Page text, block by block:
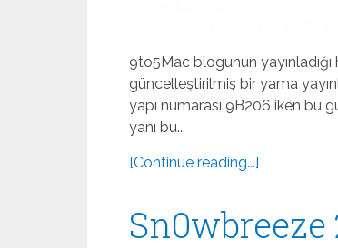
9to5Mac blogunun yayınladığı
güncelleştirilmiş bir yama
yapı numarası 9B206 iken bu
yanı bu...
[Continue reading...]
Sn0wbreeze